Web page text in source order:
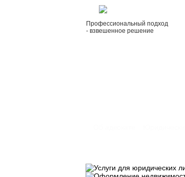
Профессиональный подход
- взвешенное решение